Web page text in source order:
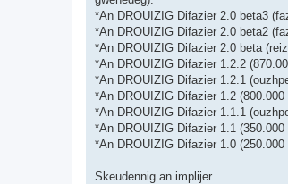
*An DROUIZIG Difazier 2.0 beta3
*An DROUIZIG Difazier 2.0 beta2
*An DROUIZIG Difazier 2.0 beta
*An DROUIZIG Difazier 1.2.2
*An DROUIZIG Difazier 1.2.1
*An DROUIZIG Difazier 1.2 (800.000
*An DROUIZIG Difazier 1.1.1
*An DROUIZIG Difazier 1.1 (350.000
*An DROUIZIG Difazier 1.0 (250.000
Skeudennig an implijer